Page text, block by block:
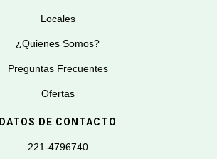
Locales
¿Quienes Somos?
Preguntas Frecuentes
Ofertas
DATOS DE CONTACTO
221-4796740